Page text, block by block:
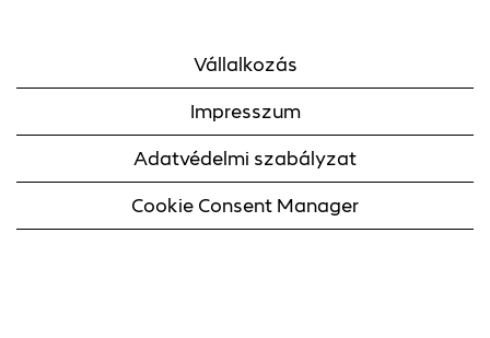
Vállalkozás
Impresszum
Adatvédelmi szabályzat
Cookie Consent Manager